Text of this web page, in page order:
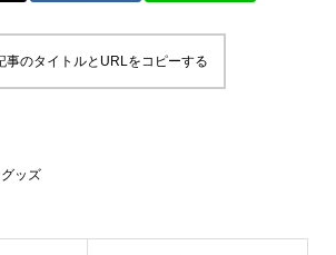
事のタイトルとURLをコピーする
ッズ